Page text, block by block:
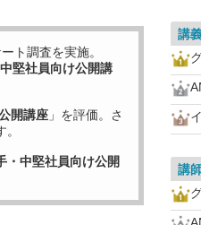
ト調査を実施。
堅社員向け公開講
開講座 」を評価。さ
・中堅社員向け公開
講
講